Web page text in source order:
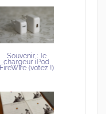
Souvenir : le
chargeur iPod
FireWire (votez !)